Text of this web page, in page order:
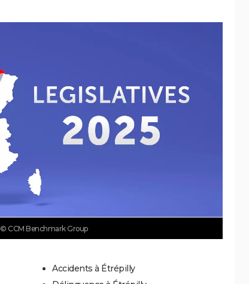
© CCM Benchmark Group
Accidents à Étrépilly